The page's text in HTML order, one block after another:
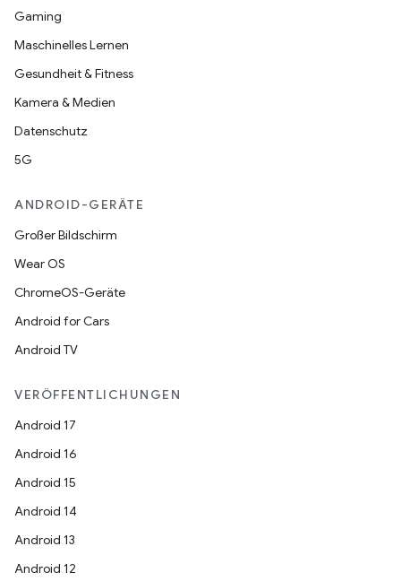
Gaming
Maschinelles Lernen
Gesundheit & Fitness
Kamera & Medien
Datenschutz
5G
ANDROID-GERÄTE
Großer Bildschirm
Wear OS
ChromeOS-Geräte
Android for Cars
Android TV
VERÖFFENTLICHUNGEN
Android 17
Android 16
Android 15
Android 14
Android 13
Android 12